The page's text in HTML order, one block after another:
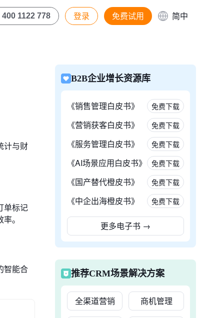
400 1122 778 登录 免费试用 简中
计与财
单标记
。
智能合
B2B企业增长资源库
《销售管理白皮书》 免费下载
《营销获客白皮书》 免费下载
《服务管理白皮书》 免费下载
《AI场景应用白皮书》 免费下载
《国产替代橙皮书》 免费下载
《中企出海橙皮书》 免费下载
更多电子书 →
推荐CRM场景解决方案
全渠道营销 商机管理